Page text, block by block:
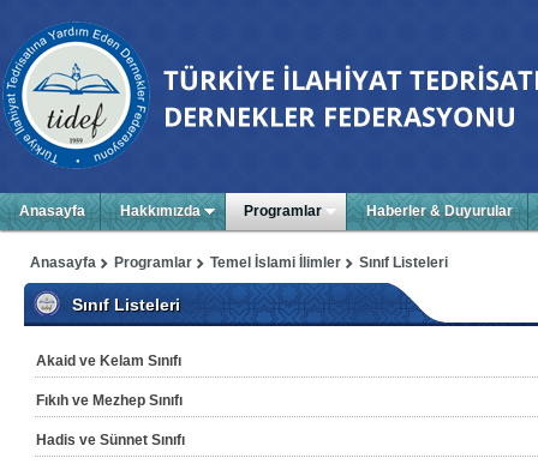
Anasayfa Hakkımızda Programlar Haberler & Duyurular
Sınıf Listeleri
Temel İslami İlimler
Programlar
Anasayfa
Sınıf Listeleri
Akaid ve Kelam Sınıfı
Fıkıh ve Mezhep Sınıfı
Hadis ve Sünnet Sınıfı